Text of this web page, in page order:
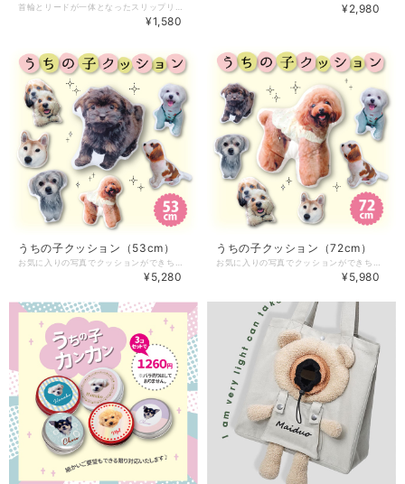
¥1,580
¥2,980
うちの子クッション（53cm）
¥5,280
うちの子クッション（72cm）
¥5,980